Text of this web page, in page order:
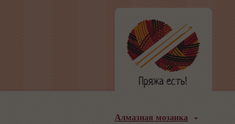
Алмазная мозаика